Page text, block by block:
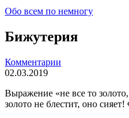
Обо всем по немногу
Бижутерия
Комментарии
02.03.2019
Выражение «не все то
золото не блестит, оно